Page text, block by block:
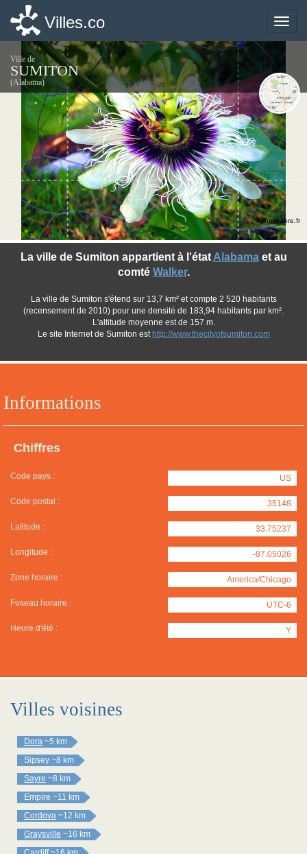
Toggle
Villes.co
Ville de
SUMITON
(Alabama)
Informations
Chiffres
Code pays : US
Code postal : 35148
Latitude : 33.75237
Longitude : -87.05026
Zone horaire : America/Chicago
Fuseau horaire : UTC-6
Heure d'été : Y
La ville de Sumiton appartient à l'état Alabamaet au
comté Walker.
La ville de Sumiton s'étend sur 13,7 km² et compte 2 520 habitants
(recensement de 2010) pour une densité de 183,94 habitants par km².
L'altitude moyenne est de 157 m.
Le site Internet de Sumiton est http://www.thecityofsumiton.com
©photo-libre.fr
Villes voisines
Dora ~5 km
Sipsey ~8 km
Sayre ~8 km
Empire ~11 km
Cordova ~12 km
Graysville ~16 km
Toggle
Villes.co